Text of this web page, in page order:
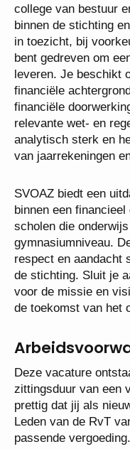
college van bestuur
binnen de stichting
in toezicht, bij
bent gedreven om
leveren. Je beschikt
financiële
financiële
relevante wet- en
analytisch sterk en
van jaarrekeningen
SVOAZ biedt een
binnen een
scholen die
gymnasiumniveau.
respect en aandacht
de stichting. Sluit je
voor de missie en
de toekomst van het
Deze vacature
zittingsduur van een
prettig dat jij als
Leden van de RvT
passende vergoeding.